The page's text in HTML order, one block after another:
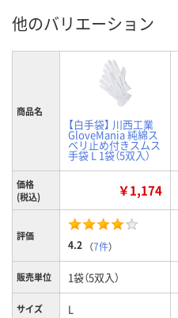
他のバリエーション
商品名
【白手袋】 川西工業
GloveMania 純綿ス
ベリ止め付きスムス
手袋 L 1袋（5双入）
価格
(税込)
￥1,174
評価
4.2 （7件）
販売単位 1袋（5双入）
サイズ L